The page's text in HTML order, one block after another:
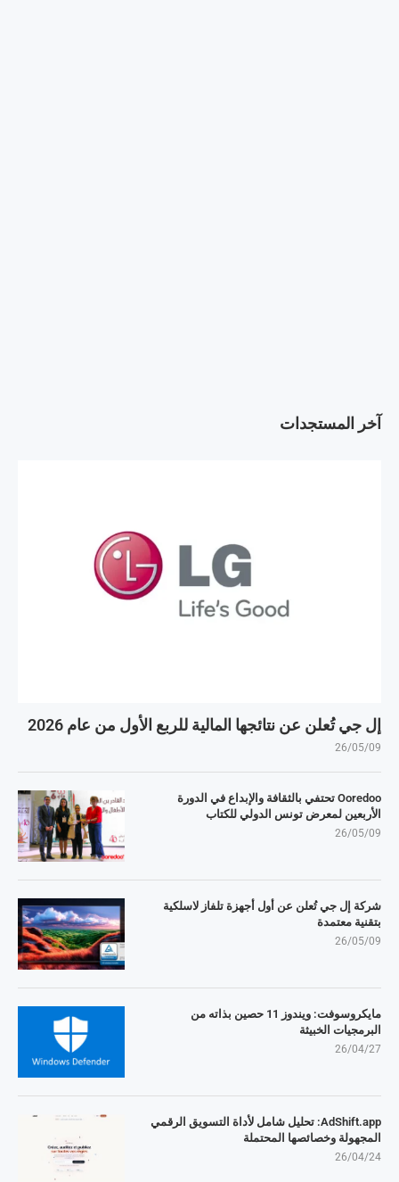
آخر المستجدات
إل جي تُعلن عن نتائجها المالية للربع الأول من عام 2026
26/05/09
Ooredoo تحتفي بالثقافة والإبداع في الدورة
الأربعين لمعرض تونس الدولي للكتاب
26/05/09
شركة إل جي تُعلن عن أول أجهزة تلفاز لاسلكية
بتقنية معتمدة
26/05/09
مايكروسوفت: ويندوز 11 حصين بذاته من
البرمجيات الخبيثة
26/04/27
AdShift.app: تحليل شامل لأداة التسويق الرقمي
المجهولة وخصائصها المحتملة
26/04/24